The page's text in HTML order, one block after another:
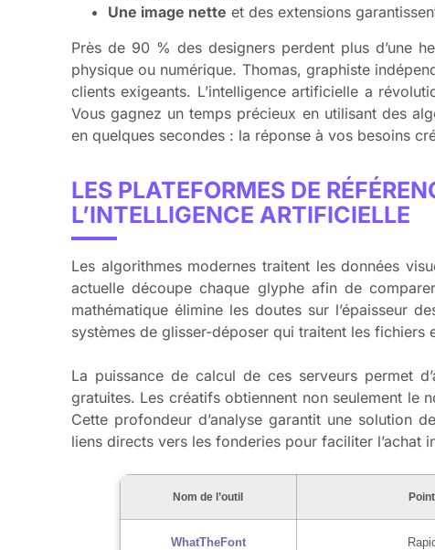
Une image nette et des extensions
Près de 90 % des designers perdent plus d’une
physique ou numérique. Thomas, graphiste
clients exigeants. L’intelligence artificielle a
Vous gagnez un temps précieux en utilisant des
en quelques secondes : la réponse à vos besoins
LES PLATEFORMES DE
L’INTELLIGENCE ARTIFICIELLE
Les algorithmes modernes traitent les données
actuelle découpe chaque glyphe afin de
mathématique élimine les doutes sur l’épaisseur
systèmes de glisser-déposer qui traitent les fichiers
La puissance de calcul de ces serveurs permet
gratuites. Les créatifs obtiennent non seulement le
Cette profondeur d’analyse garantit une solution
liens directs vers les fonderies pour faciliter l’achat
Nom de l’outil
WhatTheFont